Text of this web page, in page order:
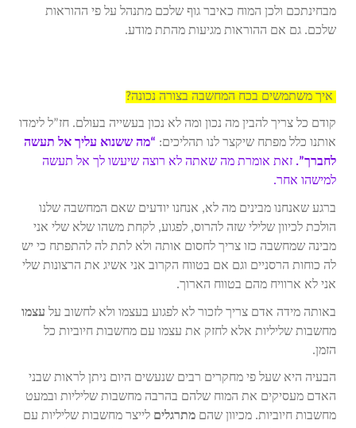
מבחינתכם ולכן המוח כאיבר גוף שלכם מתנהל על פי ההוראות
שלכם. גם אם ההוראות מגיעות מהתת מודע.
איך משתמשים בכח המחשבה בצורה נכונה?
קודם כל צריך להבין מה נכון ומה לא נכון בעשייה בעולם. חז”ל לימדו
אותנו כלל מפתח שיקצר לנו תהליכים: “מה ששנוא עליך אל תעשה
לחברך”. זאת אומרת מה שאתה לא רוצה שיעשו לך אל תעשה
למישהו אחר.
ברגע שאנחנו מבינים מה לא, אנחנו יודעים שאם המחשבה שלנו
הולכת לכיוון שלילי שזה להרוס, לפגוע, לקחת משהו שלא שלי אני
מבינה שמחשבה כזו צריך לחסום אותה ולא לתת לה להתפתח כי יש
לה כוחות הרסניים וגם אם בטווח הקרוב אני אשיג את הרצונות שלי
אני לא ארוויח מהם בטווח הארוך.
באותה מידה אדם צריך לזכור לא לפגוע בעצמו ולא לחשוב על עצמו
מחשבות שליליות אלא לחזק את עצמו עם מחשבות חיוביות כל
הזמן.
הבעיה היא שעל פי מחקרים רבים שנעשים היום ניתן לראות שבני
האדם מעסיקים את המוח שלהם בהרבה מחשבות שליליות ובמעט
מחשבות חיוביות. מכיוון שהם מתרגלים לייצר מחשבות שליליות עם